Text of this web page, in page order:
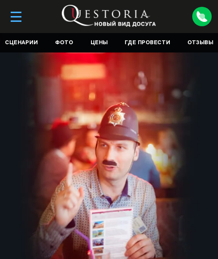
СЦЕНАРИИ ФОТО ЦЕНЫ ГДЕ ПРОВЕСТИ ОТЗЫВЫ